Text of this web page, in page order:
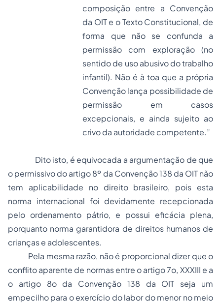
composição entre a Convenção
da OIT e o Texto Constitucional, de
forma que não se confunda a
permissão com exploração (no
sentido de uso abusivo do trabalho
infantil). Não é à toa que a própria
Convenção lança possibilidade de
permissão em casos
excepcionais, e ainda sujeito ao
crivo da autoridade competente.”
Dito isto, é equivocada a argumentação de que
o permissivo do artigo 8º da Convenção 138 da OIT não
tem aplicabilidade no direito brasileiro, pois esta
norma internacional foi devidamente recepcionada
pelo ordenamento pátrio, e possui eficácia plena,
porquanto norma garantidora de direitos humanos de
crianças e adolescentes.
Pela mesma razão, não é proporcional dizer que o
conflito aparente de normas entre o artigo 7o, XXXIII e a
o artigo 8o da Convenção 138 da OIT seja um
empecilho para o exercício do labor do menor no meio